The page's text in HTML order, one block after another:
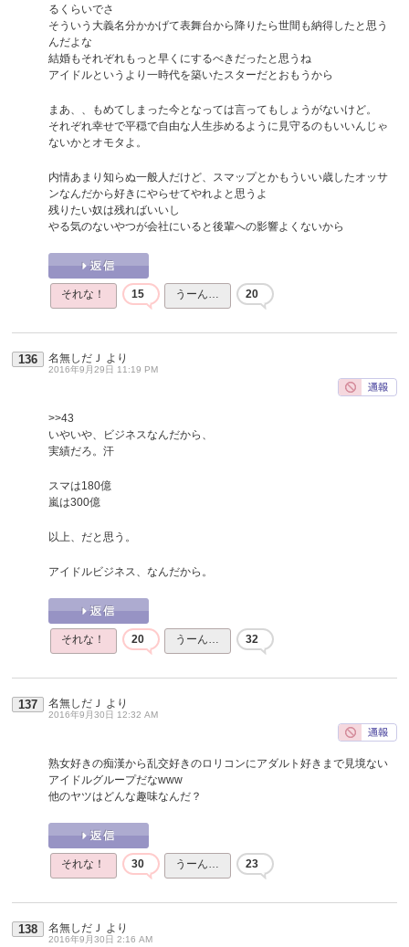
るくらいでさ
そういう大義名分かかげて表舞台から降りたら世間も納得したと思う
んだよな
結婚もそれぞれもっと早くにするべきだったと思うね
アイドルというより一時代を築いたスターだとおもうから
まあ、、もめてしまった今となっては言ってもしょうがないけど。
それぞれ幸せで平穏で自由な人生歩めるように見守るのもいいんじゃ
ないかとオモタよ。
内情あまり知らぬ一般人だけど、スマップとかもういい歳したオッサ
ンなんだから好きにやらせてやれよと思うよ
残りたい奴は残ればいいし
やる気のないやつが会社にいると後輩への影響よくないから
それな！ 15 うーん… 20
136 名無しだＪ より
2016年9月29日 11:19 PM
>>43
いやいや、ビジネスなんだから、
実績だろ。汗
スマは180億
嵐は300億
以上、だと思う。
アイドルビジネス、なんだから。
それな！ 20 うーん… 32
137 名無しだＪ より
2016年9月30日 12:32 AM
熟女好きの痴漢から乱交好きのロリコンにアダルト好きまで見境ない
アイドルグループだなwww
他のヤツはどんな趣味なんだ？
それな！ 30 うーん… 23
138 名無しだＪ より
2016年9月30日 2:16 AM